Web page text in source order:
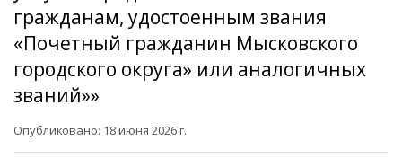
гражданам, удостоенным звания
«Почетный гражданин Мысковского
городского округа» или аналогичных
званий»»
Опубликовано: 18 июня 2026 г.